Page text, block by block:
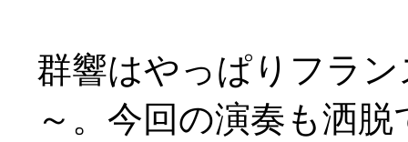
群響はやっぱりフラ
～。今回の演奏も洒